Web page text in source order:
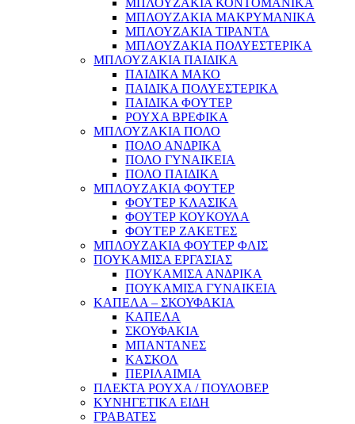
ΜΠΛΟΥΖΑΚΙΑ ΚΟΝΤΟΜΑΝΙΚΑ
ΜΠΛΟΥΖΑΚΙΑ ΜΑΚΡΥΜΑΝΙΚΑ
ΜΠΛΟΥΖΑΚΙΑ ΤΙΡΑΝΤΑ
ΜΠΛΟΥΖΑΚΙΑ ΠΟΛΥΕΣΤΕΡΙΚΑ
ΜΠΛΟΥΖΑΚΙΑ ΠΑΙΔΙΚΑ
ΠΑΙΔΙΚΑ ΜΑΚΟ
ΠΑΙΔΙΚΑ ΠΟΛΥΕΣΤΕΡΙΚΑ
ΠΑΙΔΙΚΑ ΦΟΥΤΕΡ
ΡΟΥΧΑ ΒΡΕΦΙΚΑ
ΜΠΛΟΥΖΑΚΙΑ ΠΟΛΟ
ΠΟΛΟ ΑΝΔΡΙΚΑ
ΠΟΛΟ ΓΥΝΑΙΚΕΙΑ
ΠΟΛΟ ΠΑΙΔΙΚΑ
ΜΠΛΟΥΖΑΚΙΑ ΦΟΥΤΕΡ
ΦΟΥΤΕΡ ΚΛΑΣΙΚΑ
ΦΟΥΤΕΡ ΚΟΥΚΟΥΛΑ
ΦΟΥΤΕΡ ΖΑΚΕΤΕΣ
ΜΠΛΟΥΖΑΚΙΑ ΦΟΥΤΕΡ ΦΛΙΣ
ΠΟΥΚΑΜΙΣΑ ΕΡΓΑΣΙΑΣ
ΠΟΥΚΑΜΙΣΑ ΑΝΔΡΙΚΑ
ΠΟΥΚΑΜΙΣΑ ΓΥΝΑΙΚΕΙΑ
ΚΑΠΕΛΑ – ΣΚΟΥΦΑΚΙΑ
ΚΑΠΕΛΑ
ΣΚΟΥΦΑΚΙΑ
ΜΠΑΝΤΑΝΕΣ
ΚΑΣΚΟΛ
ΠΕΡΙΛΑΙΜΙΑ
ΠΛΕΚΤΑ ΡΟΥΧΑ / ΠΟΥΛΟΒΕΡ
ΚΥΝΗΓΕΤΙΚΑ ΕΙΔΗ
ΓΡΑΒΑΤΕΣ